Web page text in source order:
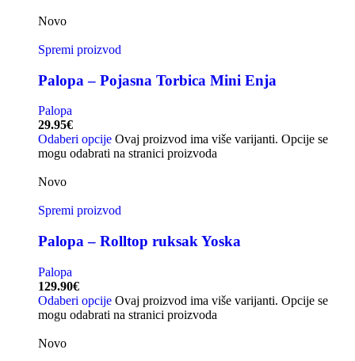
Novo
Spremi proizvod
Palopa – Pojasna Torbica Mini Enja
Palopa
29.95€
Odaberi opcije Ovaj proizvod ima više varijanti. Opcije se
mogu odabrati na stranici proizvoda
Novo
Spremi proizvod
Palopa – Rolltop ruksak Yoska
Palopa
129.90€
Odaberi opcije Ovaj proizvod ima više varijanti. Opcije se
mogu odabrati na stranici proizvoda
Novo